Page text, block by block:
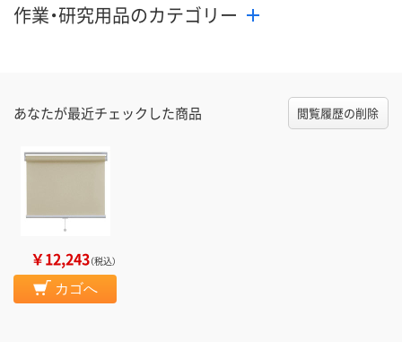
作業・研究用品のカテゴリー
あなたが最近チェックした商品 閲覧履歴の削除
￥12,243（税込）
カゴへ